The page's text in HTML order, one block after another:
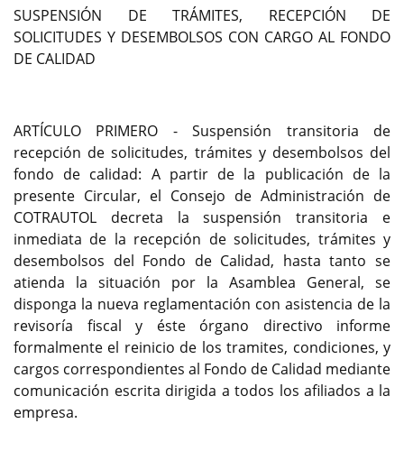
SUSPENSIÓN DE TRÁMITES, RECEPCIÓN DE
SOLICITUDES Y DESEMBOLSOS CON CARGO AL FONDO
DE CALIDAD
ARTÍCULO PRIMERO - Suspensión transitoria de
recepción de solicitudes, trámites y desembolsos del
fondo de calidad: A partir de la publicación de la
presente Circular, el Consejo de Administración de
COTRAUTOL decreta la suspensión transitoria e
inmediata de la recepción de solicitudes, trámites y
desembolsos del Fondo de Calidad, hasta tanto se
atienda la situación por la Asamblea General, se
disponga la nueva reglamentación con asistencia de la
revisoría fiscal y éste órgano directivo informe
formalmente el reinicio de los tramites, condiciones, y
cargos correspondientes al Fondo de Calidad mediante
comunicación escrita dirigida a todos los afiliados a la
empresa.